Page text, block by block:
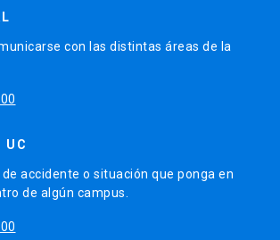
con las distintas áreas de la
UC
accidente o situación que ponga en
de algún campus.